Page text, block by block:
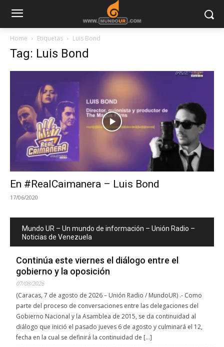
Home Etiquetas Luis Bond
Tag: Luis Bond
En #RealCaimanera – Luis Bond
17/06/2020
Mundo UR – Un mundo de información – Unión Radio –
Noticias de Venezuela
Continúa este viernes el diálogo entre el
gobierno y la oposición
07/08/2026
(Caracas, 7 de agosto de 2026 – Unión Radio / MundoUR) .- Como
parte del proceso de conversaciones entre las delegaciones del
Gobierno Nacional y la Asamblea de 2015, se da continuidad al
diálogo que inició el pasado jueves 6 de agosto y culminará el 12,
fecha en la cual se definirá la continuidad de […]